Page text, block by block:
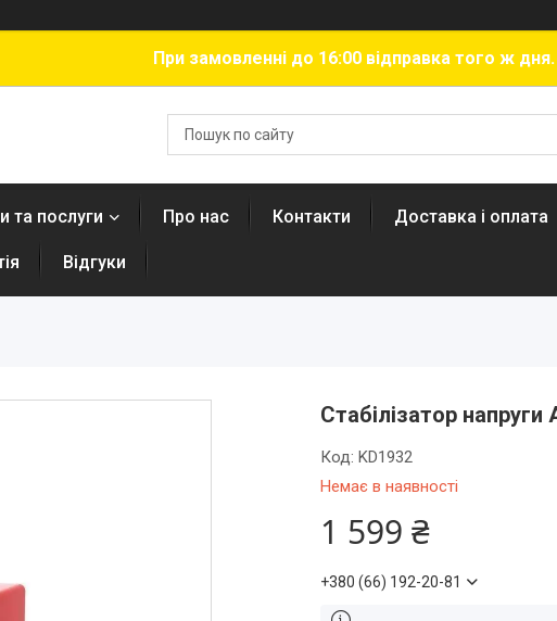
При замовленні до 16:00 відправка того ж дня.
та послуги Про нас Контакти Доставка і оплата
Відгуки
Стабілізатор
Немає в наявності
Код:KD1932
1 599 ₴
+380 (66) 192-20-81